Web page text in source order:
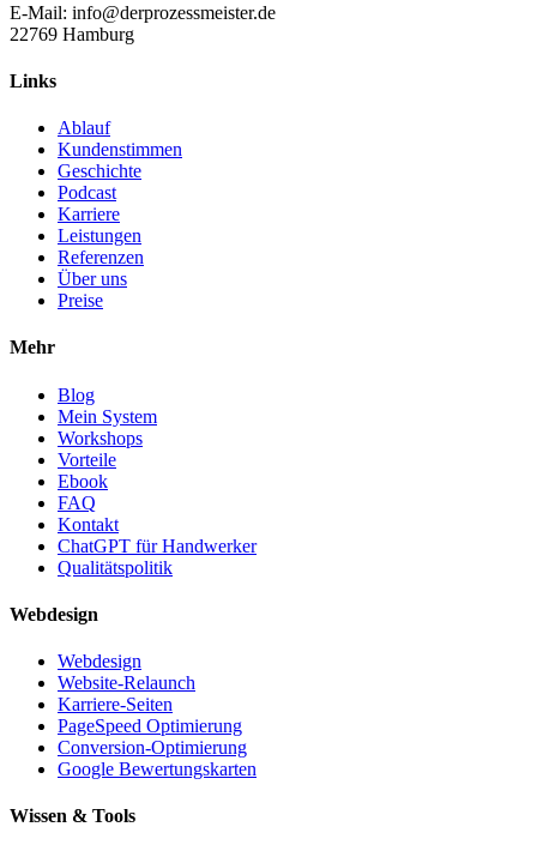
E-Mail: info@derprozessmeister.de
22769 Hamburg
Links
Ablauf
Kundenstimmen
Geschichte
Podcast
Karriere
Leistungen
Referenzen
Über uns
Preise
Mehr
Blog
Mein System
Workshops
Vorteile
Ebook
FAQ
Kontakt
ChatGPT für Handwerker
Qualitätspolitik
Webdesign
Webdesign
Website-Relaunch
Karriere-Seiten
PageSpeed Optimierung
Conversion-Optimierung
Google Bewertungskarten
Wissen & Tools